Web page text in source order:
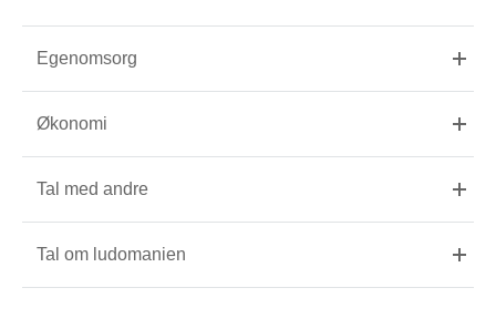
Egenomsorg
Økonomi
Tal med andre
Tal om ludomanien